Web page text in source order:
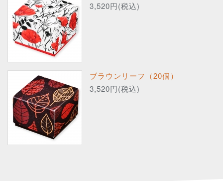
3,520円(税込)
ブラウンリーフ（20個）
3,520円(税込)